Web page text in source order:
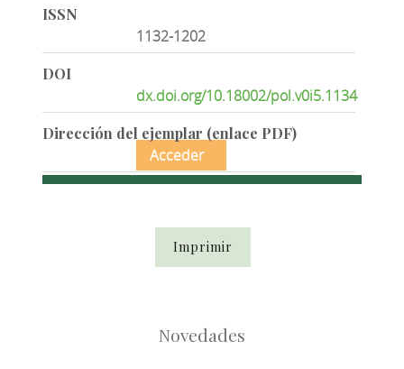
ISSN
1132-1202
DOI
dx.doi.org/10.18002/pol.v0i5.1134
Dirección del ejemplar (enlace PDF)
Acceder
Imprimir
Novedades